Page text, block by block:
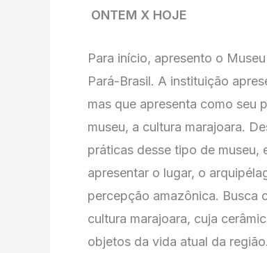
ONTEM X HOJE
Para início, apresento o
Pará-Brasil. A instituição
mas que apresenta como seu
museu, a cultura marajoara.
práticas desse tipo de museu,
apresentar o lugar, o
percepção amazônica. Busca
cultura marajoara, cuja
objetos da vida atual da região.